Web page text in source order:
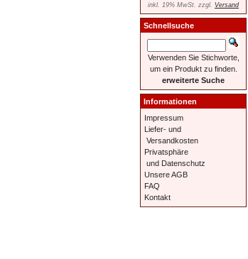
inkl. 19% MwSt. zzgl. Versand
Schnellsuche
Verwenden Sie Stichworte,
um ein Produkt zu finden.
erweiterte Suche
Informationen
Impressum
Liefer- und
Versandkosten
Privatsphäre
und Datenschutz
Unsere AGB
FAQ
Kontakt